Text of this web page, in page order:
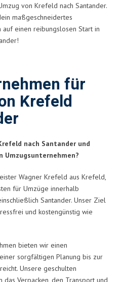
von Krefeld nach Santander.
maßgeschneidertes
einen reibungslosen Start in
für
Krefeld
nach Santander und
Umzugsunternehmen?
Wagner Krefeld aus Krefeld,
für Umzüge innerhalb
Santander. Unser Ziel
und kostengünstig wie
bieten wir einen
sorgfältigen Planung bis zur
Unsere geschulten
das Verpacken, den Transport und